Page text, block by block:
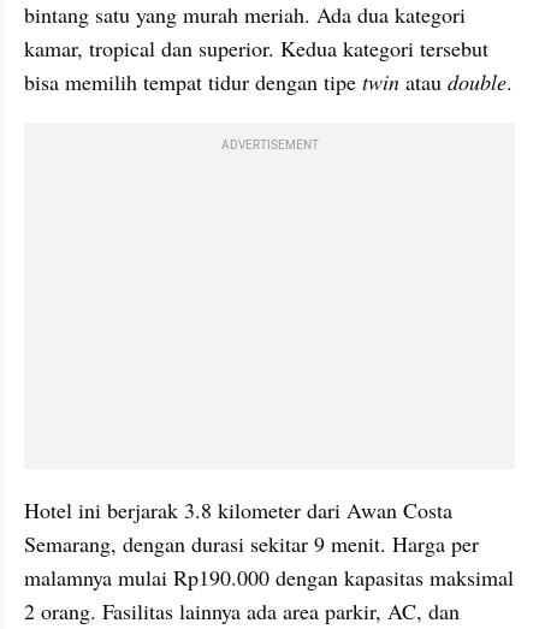
bintang satu yang murah meriah. Ada dua kategori
kamar, tropical dan superior. Kedua kategori tersebut
bisa memilih tempat tidur dengan tipe twin atau double.
ADVERTISEMENT
Hotel ini berjarak 3.8 kilometer dari Awan Costa
Semarang, dengan durasi sekitar 9 menit. Harga per
malamnya mulai Rp190.000 dengan kapasitas maksimal
2 orang. Fasilitas lainnya ada area parkir, AC, dan